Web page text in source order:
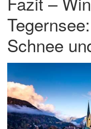
Schnee